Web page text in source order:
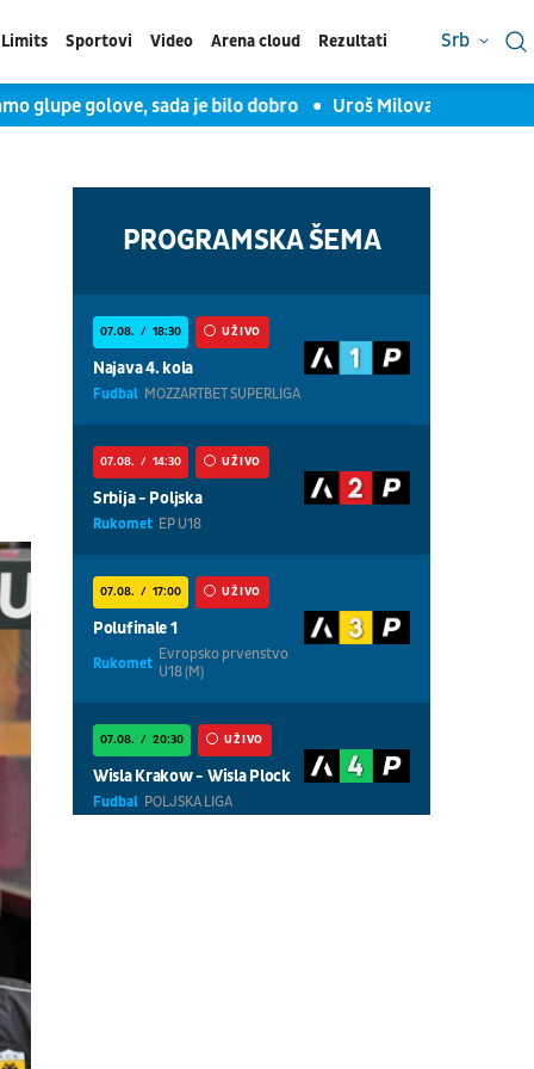
Limits Sportovi Video Arena cloud Rezultati Srb
golove, sada je bilo dobro Uroš Milovanović za TV
PROGRAMSKA ŠEMA
07.08. 18:30 UŽIVO
Najava 4. kola
Fudbal MOZZARTBET SUPERLIGA
07.08. 14:30 UŽIVO
Srbija - Poljska
Rukomet EP U18
07.08. 17:00 UŽIVO
Polufinale 1
Rukomet Evropsko prvenstvo
U18 (M)
07.08. 20:30 UŽIVO
Wisla Krakow - Wisla Plock
Fudbal POLJSKA LIGA